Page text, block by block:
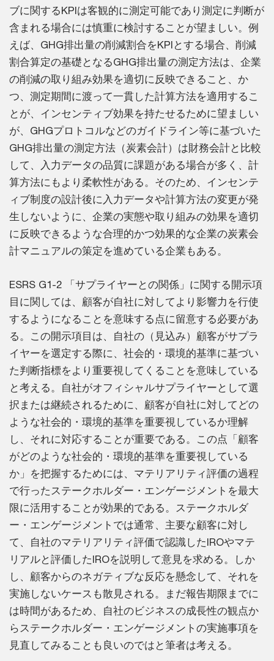
ブに関するKPIは客観的に測定可能であり測定に判断が
含まれる場合には慎重に検討することが望ましい。例
えば、GHG排出量の削減割合をKPIとする場合、削減
割合算定の基礎となるGHG排出量の測定方法は、企業
の削減の取り組み効果を適切に反映できること、か
つ、測定期間に渡って一貫した計算方法を適用するこ
とが、インセンティブ効果を持たせるために望ましい
が、GHGプロトコルなどのガイドライン等に基づいた
GHG排出量の測定方法（炭素会計）は財務会計と比較
して、入力データの品質に課題がある場合が多く、計
算方法にもより柔軟性がある。そのため、インセンテ
ィブ制度の設計後に入力データや計算方法の変更が発
生しないように、企業の実態や取り組みの効果を適切
に反映できるような合理的かつ効果的な企業の炭素会
計マニュアルの策定を進めている企業もある。
ESRS G1-2 「サプライヤーとの関係」に関する開示項
目に関しては、顧客が自社に対してより影響力を行使
するようになることを意味する点に留意する必要があ
る。この開示項目は、自社の（見込み）顧客がサプラ
イヤーを選定する際に、社会的・環境的基準に基づい
た判断指標をより重要視してくることを意味している
と考える。自社がオフィシャルサプライヤーとして選
択または継続されるために、顧客が自社に対してどの
ような社会的・環境的基準を重要視しているか理解
し、それに対応することが重要である。この点「顧客
がどのような社会的・環境的基準を重要視している
か」を把握するためには、マテリアリティ評価の過程
で行ったステークホルダー・エンゲージメントを最大
限に活用することが効果的である。ステークホルダ
ー・エンゲージメントでは通常、主要な顧客に対し
て、自社のマテリアリティ評価で認識したIROやマテ
リアルと評価したIROを説明して意見を求める。しか
し、顧客からのネガティブな反応を懸念して、それを
実施しないケースも散見される。まだ報告期限までに
は時間があるため、自社のビジネスの成長性の観点か
らステークホルダー・エンゲージメントの実施事項を
見直してみることも良いのではと筆者は考える。